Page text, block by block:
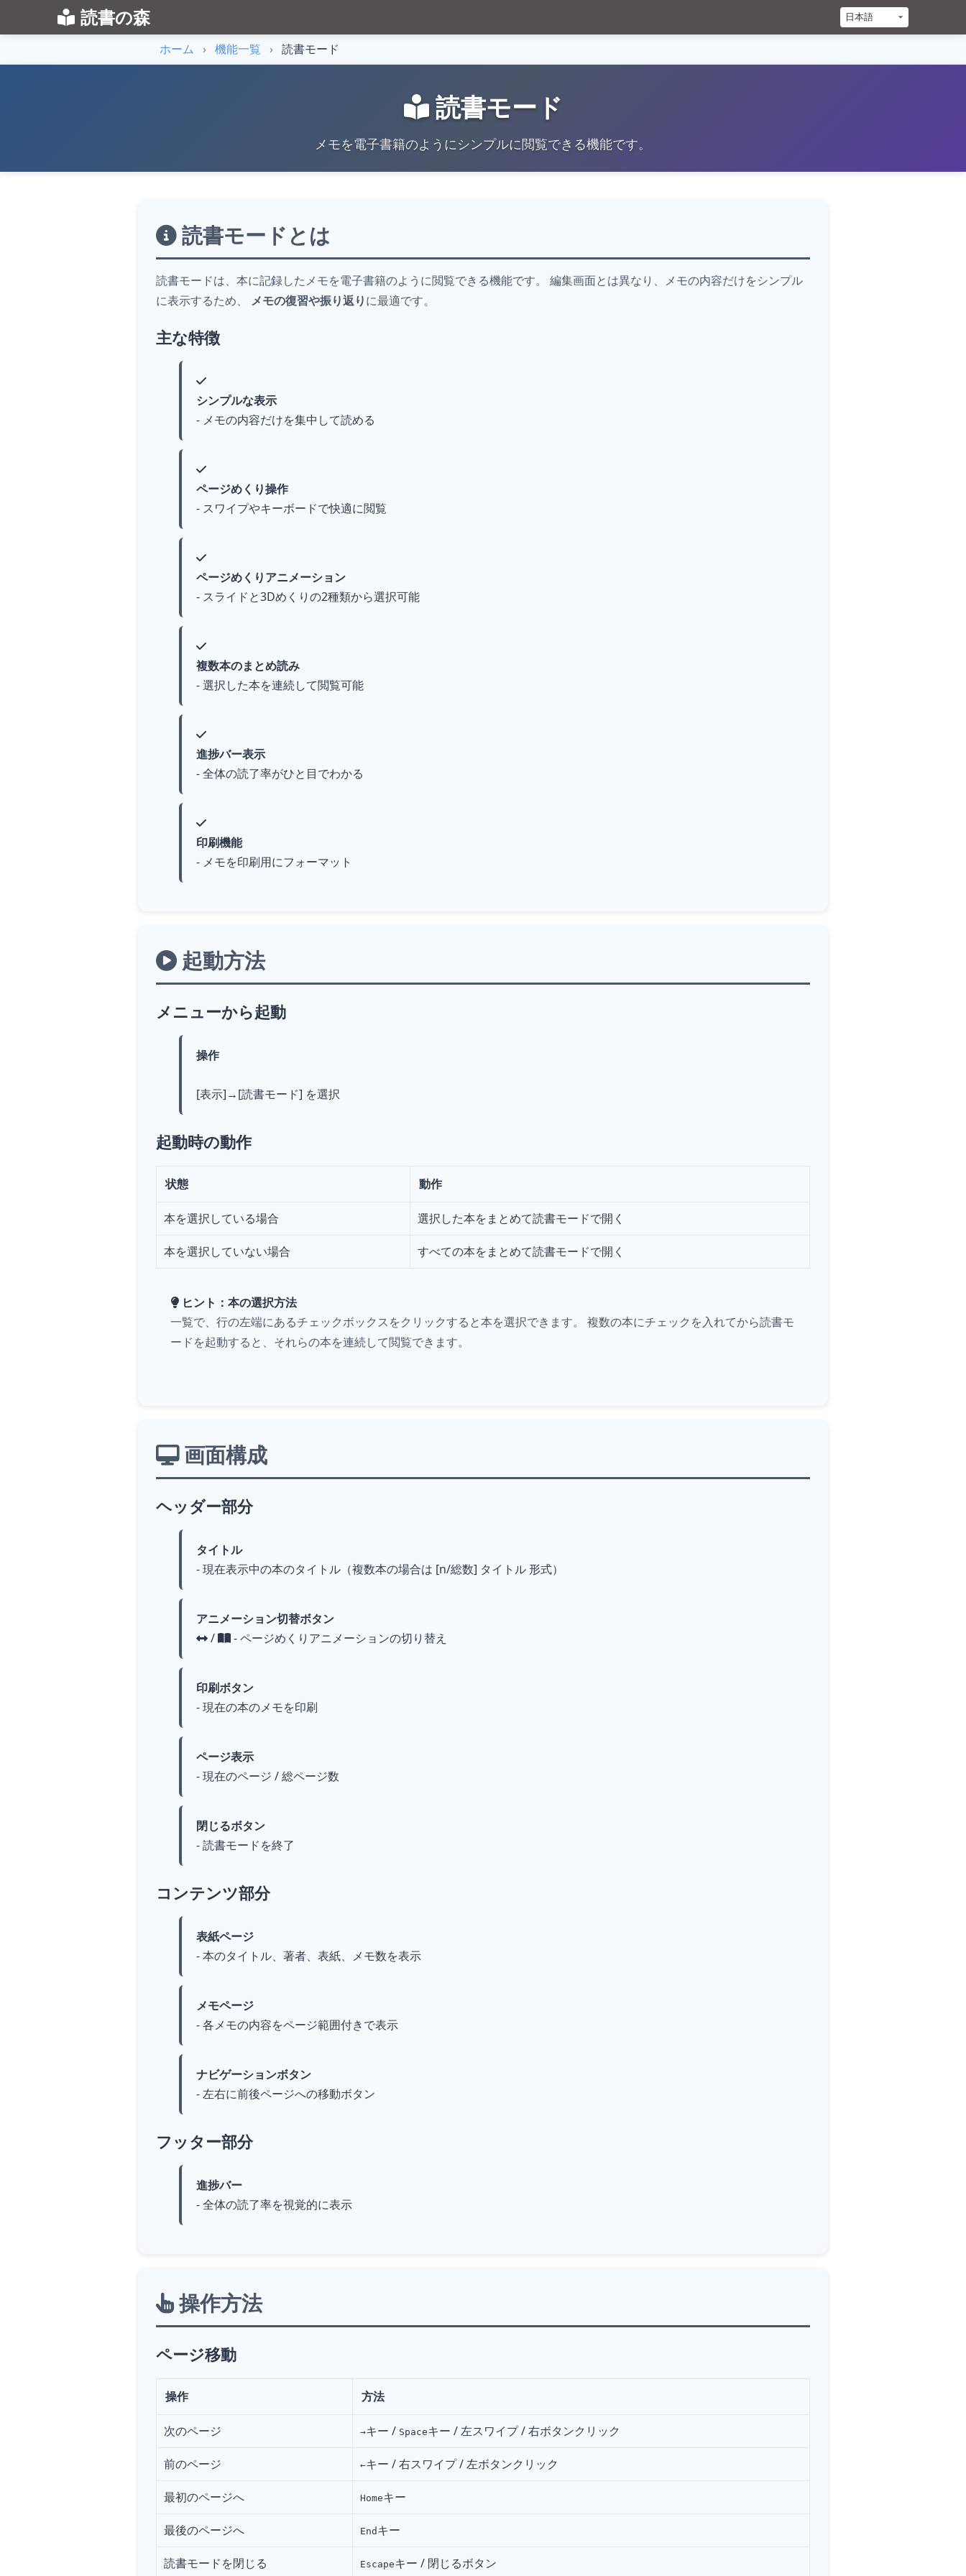
読書の森
ホーム › 機能一覧 › 読書モード
読書モード
メモを電子書籍のようにシンプルに閲覧できる機能です。
読書モードとは
読書モードは、本に記録したメモを電子書籍のように閲覧できる機能です。 編集画面とは異なり、メモの内容だけをシンプル
に表示するため、 メモの復習や振り返りに最適です。
主な特徴
シンプルな表示
- メモの内容だけを集中して読める
ページめくり操作
- スワイプやキーボードで快適に閲覧
ページめくりアニメーション
- スライドと3Dめくりの2種類から選択可能
複数本のまとめ読み
- 選択した本を連続して閲覧可能
進捗バー表示
- 全体の読了率がひと目でわかる
印刷機能
- メモを印刷用にフォーマット
起動方法
メニューから起動
操作
[表示]→[読書モード] を選択
起動時の動作
状態 動作
本を選択している場合 選択した本をまとめて読書モードで開く
本を選択していない場合 すべての本をまとめて読書モードで開く
ヒント：本の選択方法
一覧で、行の左端にあるチェックボックスをクリックすると本を選択できます。 複数の本にチェックを入れてから読書モ
ードを起動すると、それらの本を連続して閲覧できます。
画面構成
ヘッダー部分
タイトル
- 現在表示中の本のタイトル（複数本の場合は [n/総数] タイトル 形式）
アニメーション切替ボタン
/
- ページめくりアニメーションの切り替え
印刷ボタン
- 現在の本のメモを印刷
ページ表示
- 現在のページ / 総ページ数
閉じるボタン
- 読書モードを終了
コンテンツ部分
表紙ページ
- 本のタイトル、著者、表紙、メモ数を表示
メモページ
- 各メモの内容をページ範囲付きで表示
ナビゲーションボタン
- 左右に前後ページへの移動ボタン
フッター部分
進捗バー
- 全体の読了率を視覚的に表示
操作方法
ページ移動
操作 方法
次のページ →キー / Spaceキー / 左スワイプ / 右ボタンクリック
前のページ ←キー / 右スワイプ / 左ボタンクリック
最初のページへ Homeキー
最後のページへ End キー
読書モードを閉じる Escapeキー / 閉じるボタン